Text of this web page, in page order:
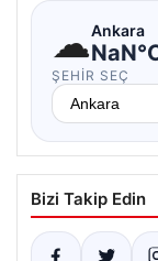
☁Ankara
ŞEHIR SEÇ
Bizi Takip Edin